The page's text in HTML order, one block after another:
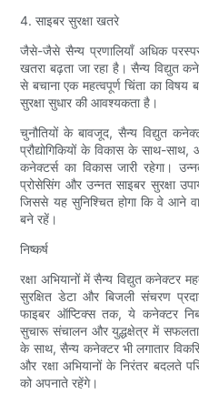
4. साइबर सुरक्षा खतरे
जैसे-जैसे सैन्य प्रणालियाँ अधिक
खतरा बढ़ता जा रहा है। सैन्य विद्युत
से बचाना एक महत्वपूर्ण चिंता का
सुरक्षा सुधार की आवश्यकता है।
चुनौतियों के बावजूद, सैन्य विद्युत
प्रौद्योगिकियों के विकास के साथ-
कनेक्टर्स का विकास जारी रहेगा।
प्रोसेसिंग और उन्नत साइबर सुरक्षा
जिससे यह सुनिश्चित होगा कि वे आने
बने रहें।
निष्कर्ष
रक्षा अभियानों में सैन्य विद्युत कनेक्टर
सुरक्षित डेटा और बिजली संचरण
फाइबर ऑप्टिक्स तक, ये कनेक्टर
सुचारू संचालन और युद्धक्षेत्र में सफलता
के साथ, सैन्य कनेक्टर भी लगातार
और रक्षा अभियानों के निरंतर बदलते
को अपनाते रहेंगे।